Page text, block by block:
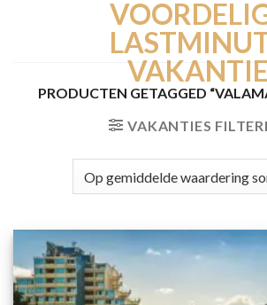
VAKANTIE
PRODUCTEN GETAGGED
VAKANTIES